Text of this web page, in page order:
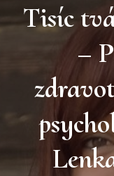
Tisíc
–